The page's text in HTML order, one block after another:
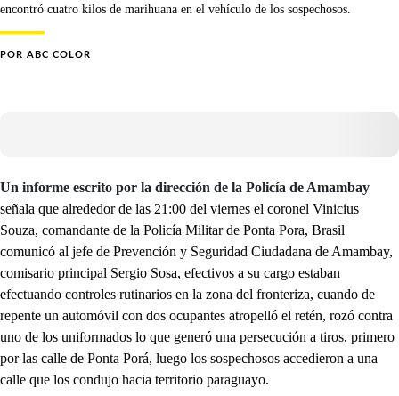
encontró cuatro kilos de marihuana en el vehículo de los sospechosos.
POR ABC COLOR
Un informe escrito por la dirección de la Policía de Amambay
señala que alrededor de las 21:00 del viernes el coronel Vinicius
Souza, comandante de la Policía Militar de Ponta Pora, Brasil
comunicó al jefe de Prevención y Seguridad Ciudadana de Amambay,
comisario principal Sergio Sosa, efectivos a su cargo estaban
efectuando controles rutinarios en la zona del fronteriza, cuando de
repente un automóvil con dos ocupantes atropelló el retén, rozó contra
uno de los uniformados lo que generó una persecución a tiros, primero
por las calle de Ponta Porá, luego los sospechosos accedieron a una
calle que los condujo hacia territorio paraguayo.